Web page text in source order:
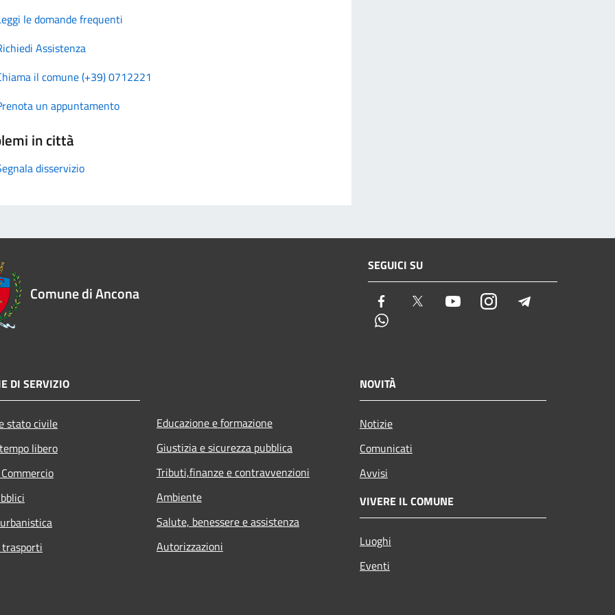
le domande frequenti
Assistenza
il comune (+39) 0712221
un appuntamento
in città
disservizio
Comune di Ancona
SEGUICI SU
Facebook Twitter YoutubeInstagram
DI SERVIZIO
stato civile
libero
Educazione e formazione
Giustizia e sicurezza pubblica
Tributi,finanze e contravvenzioni
Ambiente
Salute, benessere e assistenza
Autorizzazioni
NOVITÀ
Notizie
Comunicati
Avvisi
VIVERE IL COMUNE
Luoghi
Eventi